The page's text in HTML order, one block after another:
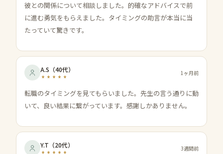
彼との関係について相談しました。的確なアドバイスで前
に進む勇気をもらえました。タイミングの助言が本当に当
たっていて驚きです。
A.S （40代） 1ヶ月前
転職のタイミングを見てもらいました。先生の言う通りに動
いて、良い結果に繋がっています。感謝しかありません。
Y.T （20代） 3週間前